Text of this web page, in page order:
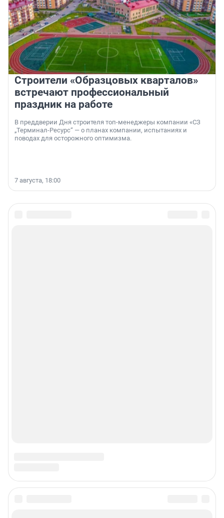
Строители «Образцовых кварталов»
встречают профессиональный
праздник на работе
В преддверии Дня строителя топ-менеджеры компании «СЗ
„Терминал-Ресурс“ — о планах компании, испытаниях и
поводах для осторожного оптимизма.
7 августа, 18:00